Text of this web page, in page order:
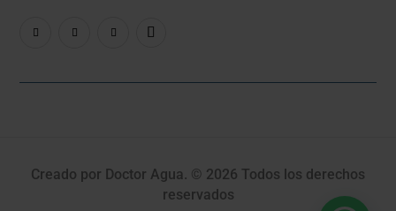
Creado por Doctor Agua. © 2026 Todos los derechos
reservados